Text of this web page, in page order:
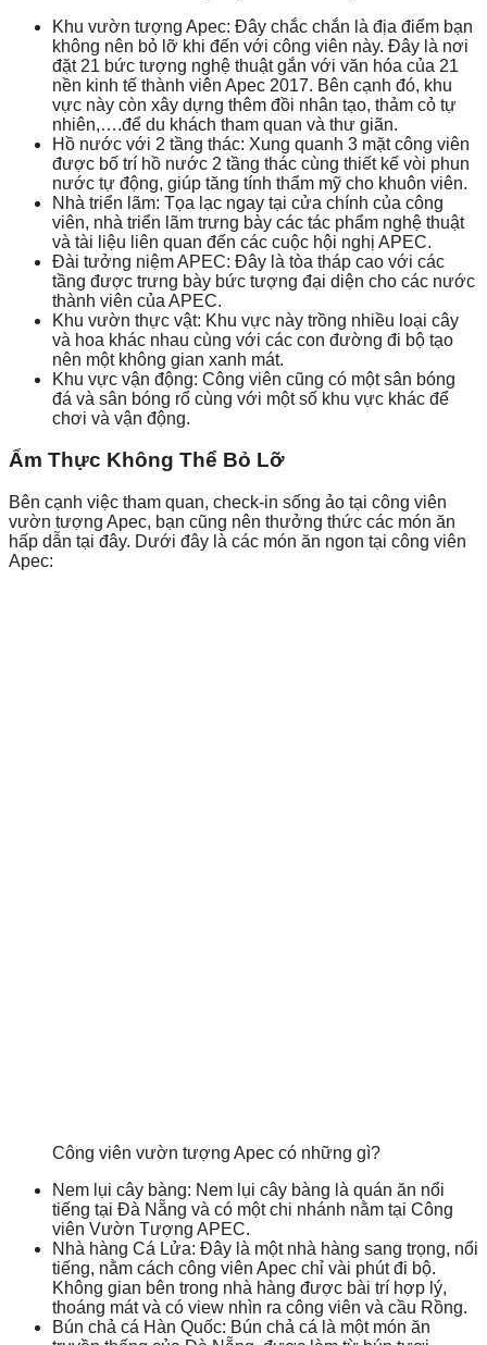
Khu vườn tượng Apec: Đây chắc chắn là địa điểm bạn
không nên bỏ lỡ khi đến với công viên này. Đây là nơi
đặt 21 bức tượng nghệ thuật gắn với văn hóa của 21
nền kinh tế thành viên Apec 2017. Bên cạnh đó, khu
vực này còn xây dựng thêm đồi nhân tạo, thảm cỏ tự
nhiên,….để du khách tham quan và thư giãn.
Hồ nước với 2 tầng thác: Xung quanh 3 mặt công viên
được bố trí hồ nước 2 tầng thác cùng thiết kế vòi phun
nước tự động, giúp tăng tính thẩm mỹ cho khuôn viên.
Nhà triển lãm: Tọa lạc ngay tại cửa chính của công
viên, nhà triển lãm trưng bày các tác phẩm nghệ thuật
và tài liệu liên quan đến các cuộc hội nghị APEC.
Đài tưởng niệm APEC: Đây là tòa tháp cao với các
tầng được trưng bày bức tượng đại diện cho các nước
thành viên của APEC.
Khu vườn thực vật: Khu vực này trồng nhiều loại cây
và hoa khác nhau cùng với các con đường đi bộ tạo
nên một không gian xanh mát.
Khu vực vận động: Công viên cũng có một sân bóng
đá và sân bóng rổ cùng với một số khu vực khác để
chơi và vận động.
Ẩm Thực Không Thể Bỏ Lỡ
Bên cạnh việc tham quan, check-in sống ảo tại công viên
vườn tượng Apec, bạn cũng nên thưởng thức các món ăn
hấp dẫn tại đây. Dưới đây là các món ăn ngon tại công viên
Apec:
Công viên vườn tượng Apec có những gì?
Nem lụi cây bàng: Nem lụi cây bàng là quán ăn nổi
tiếng tại Đà Nẵng và có một chi nhánh nằm tại Công
viên Vườn Tượng APEC.
Nhà hàng Cá Lửa: Đây là một nhà hàng sang trọng, nổi
tiếng, nằm cách công viên Apec chỉ vài phút đi bộ.
Không gian bên trong nhà hàng được bài trí hợp lý,
thoáng mát và có view nhìn ra công viên và cầu Rồng.
Bún chả cá Hàn Quốc: Bún chả cá là một món ăn